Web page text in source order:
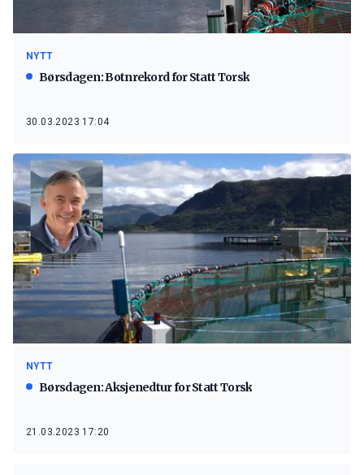
NYTT
Børsdagen: Botnrekord for Statt Torsk
30.03.2023 17:04
NYTT
Børsdagen: Aksjenedtur for Statt Torsk
21.03.2023 17:20